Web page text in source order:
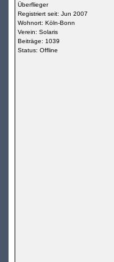
Überflieger
Registriert seit: Jun 2007
Wohnort: Köln-Bonn
Verein: Solaris
Beiträge: 1039
Status: Offline